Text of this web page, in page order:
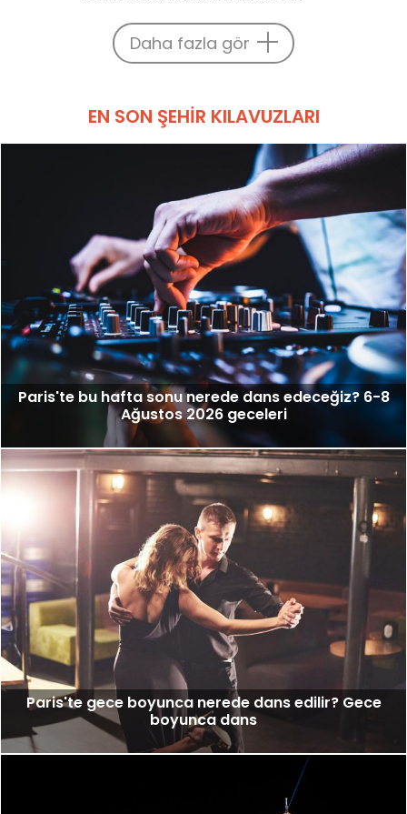
Daha fazla gör
EN SON ŞEHIR KILAVUZLARI
Paris'te bu hafta sonu nerede dans edeceğiz? 6-8
Ağustos 2026 geceleri
Paris'te gece boyunca nerede dans edilir? Gece
boyunca dans